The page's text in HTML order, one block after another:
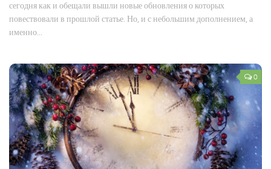
сегодня как и обещали вышли новые обновления о которых
повествовали в прошлой статье. Но, и с небольшим дополнением, а
именно...
0